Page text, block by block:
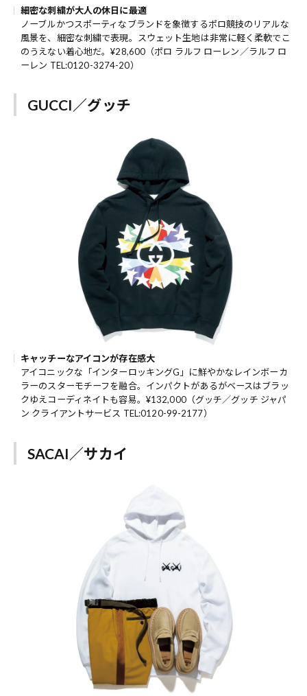
細密な刺繍が大人の休日に最適
ノーブルかつスポーティなブランドを象徴するポロ競技のリアルな
風景を、細密な刺繍で表現。スウェット生地は非常に軽く柔軟でこ
のうえない着心地だ。¥28,600（ポロ ラルフ ローレン／ラルフ ロ
ーレン TEL:0120-3274-20）
GUCCI／グッチ
キャッチーなアイコンが存在感大
アイコニックな「インターロッキングG」に鮮やかなレインボーカ
ラーのスターモチーフを融合。インパクトがあるがベースはブラッ
クゆえコーディネイトも容易。¥132,000（グッチ／グッチ ジャパ
ン クライアントサービス TEL:0120-99-2177）
SACAI／サカイ